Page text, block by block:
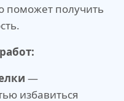
поможет получить
—
избавиться